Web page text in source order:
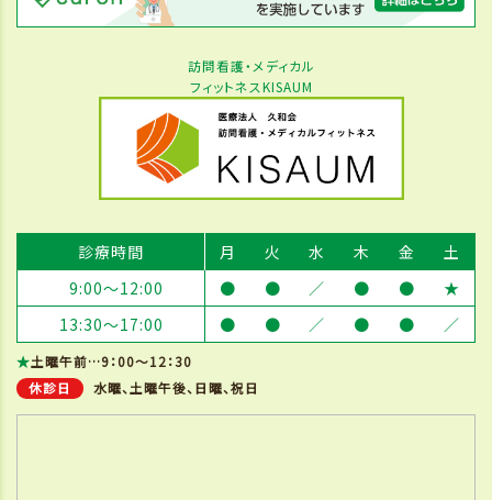
訪問看護・メディカル
フィットネスKISAUM
診療時間 月 火 水 木 金
土
9:00～12:00
● ● ／ ● ●
★
13:30～17:00
● ● ／ ● ● ／
★土曜午前…9：00～12：30
休診日
水曜、土曜午後、日曜、祝日